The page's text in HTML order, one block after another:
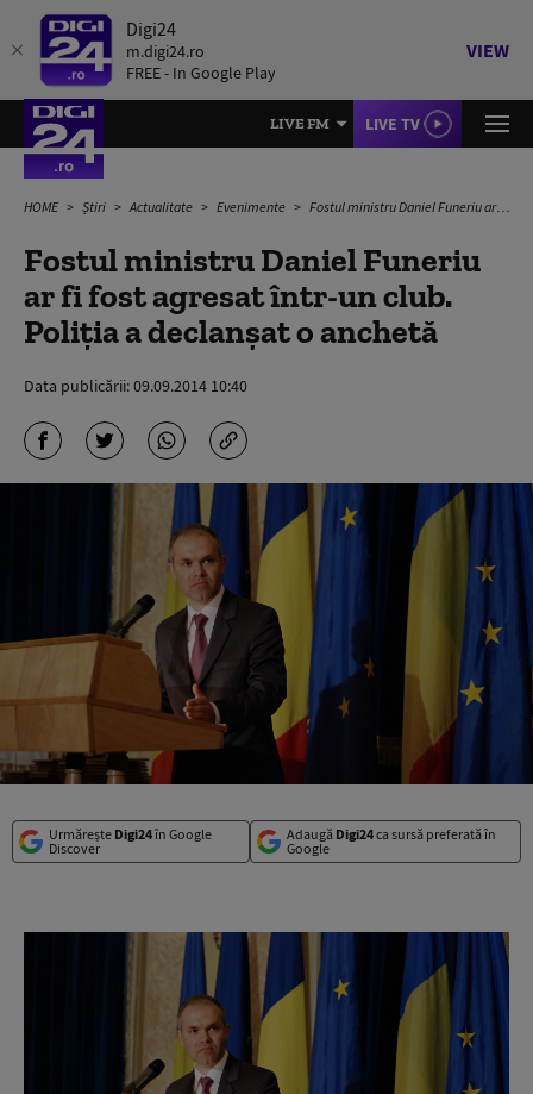
Digi24
m.digi24.ro
FREE - In Google Play
VIEW
LIVE FM LIVE TV
HOME Știri Actualitate Evenimente Fostul ministru Daniel Funeriu ar fi fost agresat într-un club. Poliţia a declanşat o anchetă
Fostul ministru Daniel Funeriu
ar fi fost agresat într-un club.
Poliţia a declanşat o anchetă
Data publicării:09.09.2014 10:40
Urmărește Digi24în Google
Discover
Adaugă Digi24ca sursă preferată în
Google